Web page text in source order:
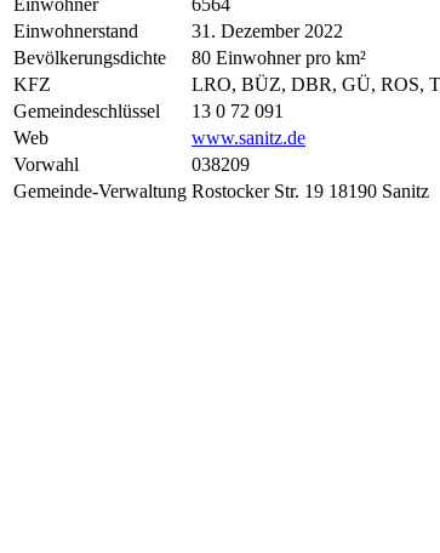
Einwohnerstand
31. Dezember 2022
Bevölkerungsdichte
80 Einwohner pro km²
KFZ
LRO, BÜZ, DBR, GÜ, ROS,
Gemeindeschlüssel
13 0 72 091
Web
www.sanitz.de
Vorwahl
038209
Gemeinde-Verwaltung Rostocker Str. 19 18190 Sanitz